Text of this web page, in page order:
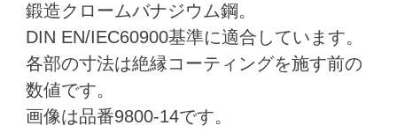
鍛造クロームバナジウム鋼。
DIN EN/IEC60900基準に適合しています。
各部の寸法は絶縁コーティングを施す前の
数値です。
画像は品番9800-14です。